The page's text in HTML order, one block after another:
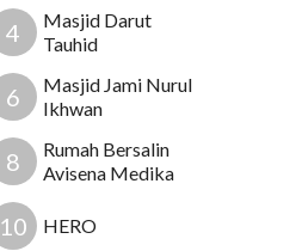
4
Masjid Darut
Tauhid
6
Masjid Jami Nurul
Ikhwan
8
Rumah Bersalin
Avisena Medika
10 HERO